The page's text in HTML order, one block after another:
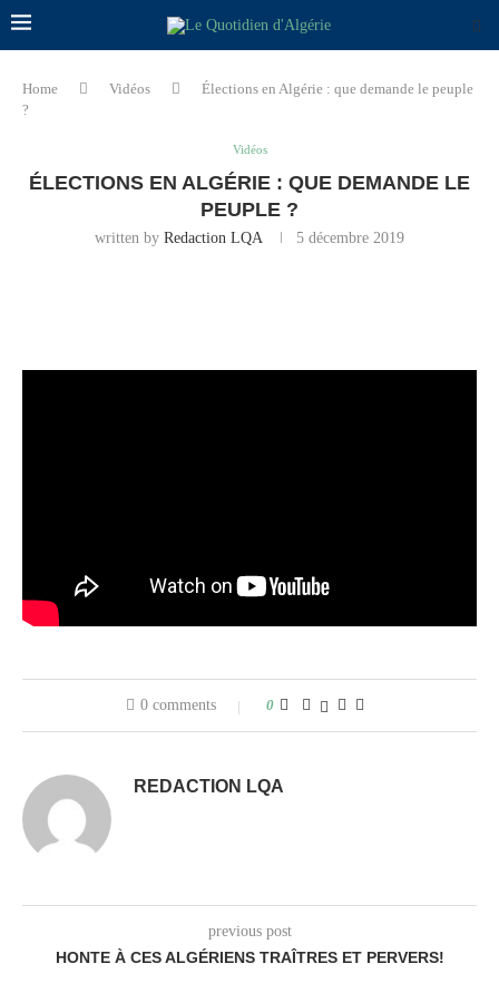
Home Vidéos
Élections en Algérie : que demande le peuple
?
Vidéos
ÉLECTIONS EN ALGÉRIE : QUE DEMANDE LE
PEUPLE ?
written by Redaction LQA 5 décembre 2019
0 comments 0
REDACTION LQA
previous post
HONTE À CES ALGÉRIENS TRAÎTRES ET PERVERS!